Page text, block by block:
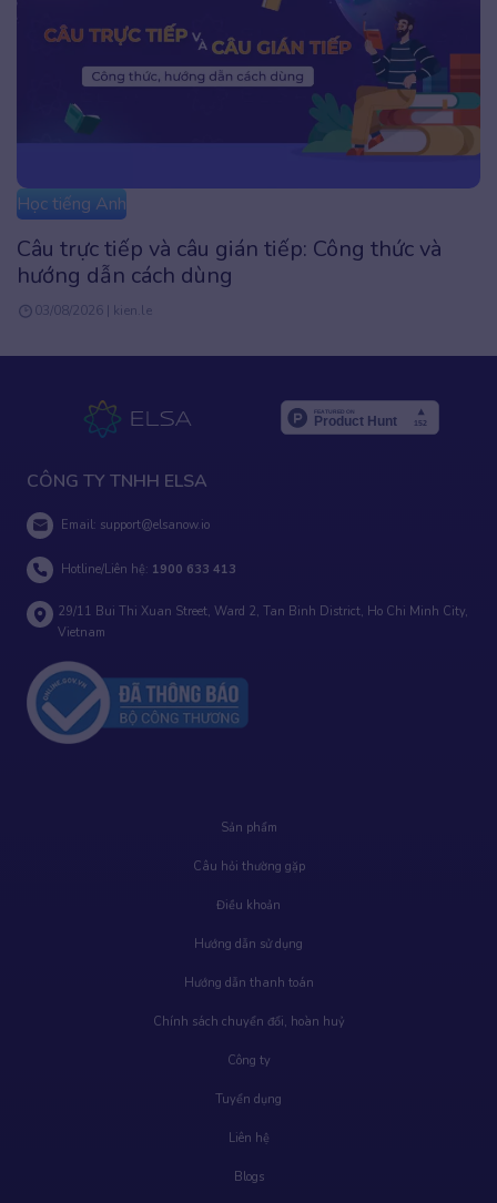
Học tiếng Anh
Từ vựng TOEIC theo chủ đề: 1000+ từ thông
dụng nhất
15/05/2026 | Admin
CÔNG TY TNHH ELSA
Email: support@elsanow.io
Hotline/Liên hệ: 1900 633 413
29/11 Bui Thi Xuan Street, Ward 2, Tan Binh District, Ho Chi Minh City,
Vietnam
Sản phẩm
Câu hỏi thường gặp
Điều khoản
Hướng dẫn sử dụng
Hướng dẫn thanh toán
Chính sách chuyển đổi, hoàn huỷ
Công ty
Tuyển dụng
Liên hệ
Blogs